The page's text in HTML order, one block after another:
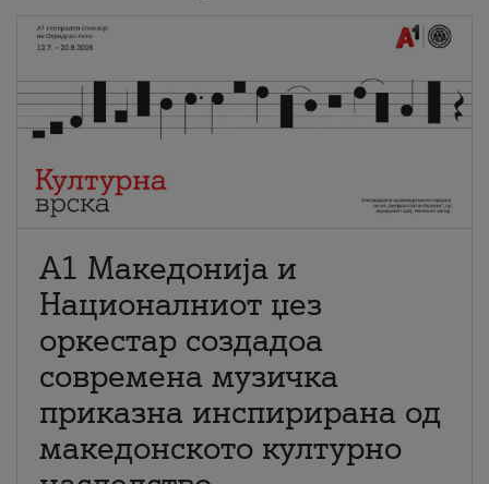
А1 Македонија и
Националниот џез
оркестар создадоа
современа музичка
приказна инспирирана од
македонското културно